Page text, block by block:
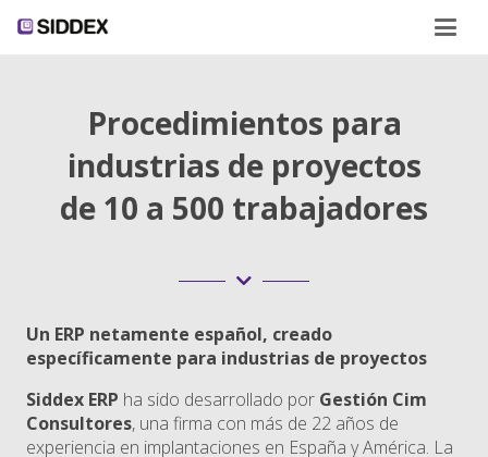
Procedimientos para
industrias de proyectos
de 10 a 500 trabajadores
Un ERP netamente español, creado
específicamente para industrias de proyectos
Siddex ERP ha sido desarrollado por Gestión Cim
Consultores, una firma con más de 22 años de
experiencia en implantaciones en España y América. La